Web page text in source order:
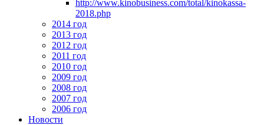
http://www.kinobusiness.com/total/kinokassa-
2018.php
2014 год
2013 год
2012 год
2011 год
2010 год
2009 год
2008 год
2007 год
2006 год
Новости